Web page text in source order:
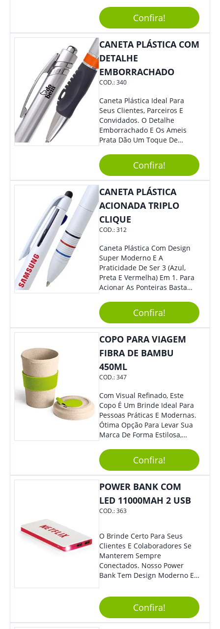
Empresa Em Eventos,
Reuniões Corporativas Ou Até
Mesmo Para Presentear
Colaboradores E Parceiros De
Sua Empresa.
Confira!
CANETA PLÁSTICA COM
DETALHE
EMBORRACHADO
COD.:340
Caneta Plástica Ideal Para
Seus Clientes, Parceiros E
Convidados. O Detalhe
Emborrachado E Os Ameis
Prata Dão Um Toque De
Acionamento Por Clique.
Confira!
CANETA PLÁSTICA
ACIONADA TRIPLO
CLIQUE
COD.:312
Caneta Plástica Com Design
Super Moderno E A
Praticidade De Ser 3 (Azul,
Preta E Vermelha) Em 1. Para
Acionar As Ponteiras Basta
Baixo.
Confira!
COPO PARA VIAGEM
FIBRA DE BAMBU
450ML
COD.:347
Com Visual Refinado, Este
Copo É Um Brinde Ideal Para
Pessoas Práticas E Modernas.
Ótima Opção Para Levar Sua
Marca De Forma Estilosa,
Empresa Em Eventos,
Reuniões Corporativas Ou Até
Mesmo Para Presentear
Colaboradores.
Confira!
POWER BANK COM
LED 11000MAH 2 USB
COD.:363
O Brinde Certo Para Seus
Clientes E Colaboradores Se
Manterem Sempre
Conectados. Nosso Power
Bank Tem Design Moderno E
Na Bolsa Ou Na Mochila.
Compatível Com Diversos
Aparelhos, O Brinde É Super
Eficiente E Ágil, Ideal Para
Confira!